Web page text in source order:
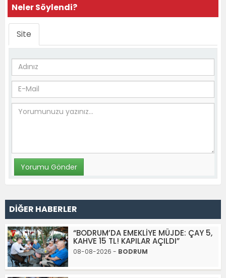
Neler Söylendi?
Site
DİĞER HABERLER
“BODRUM’DA EMEKLİYE MÜJDE: ÇAY 5,
KAHVE 15 TL! KAPILAR AÇILDI”
08-08-2026 - BODRUM